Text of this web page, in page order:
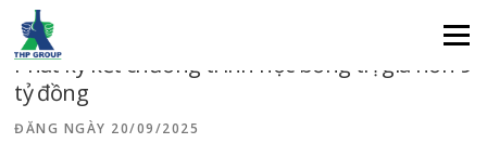
Menu
Báo Công an TPHCM và Tập đoàn Tân Hiệp
Phát ký kết chương trình học bổng trị giá hơn 9
tỷ đồng
ĐĂNG NGÀY 20/09/2025